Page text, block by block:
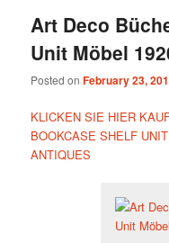
Art Deco
Unit Möbel
Posted onFebruary 23,
KLICKEN SIE HIER
BOOKCASE SHELF
ANTIQUES